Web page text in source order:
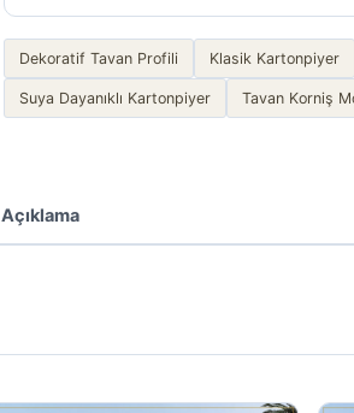
Dekoratif Tavan Profili Klasik Kartonpiyer
Suya Dayanıklı Kartonpiyer Tavan Korniş
Açıklama